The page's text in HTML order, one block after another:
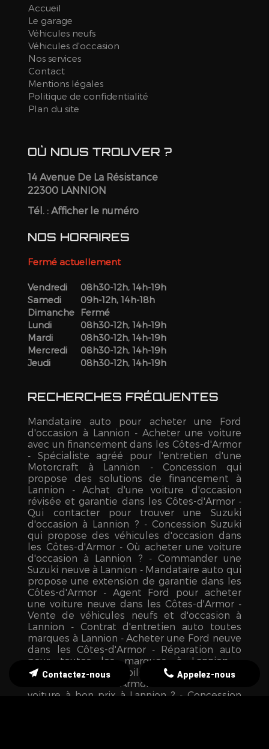
Accueil
Le garage
Véhicules neufs
Véhicules d'occasion
Nos services
Contact
Mentions légales
Politique de confidentialité
Plan du site
OÙ NOUS TROUVER ?
14 Avenue De La Résistance
22300 LANNION
Tél. :Afficher le numéro
NOS HORAIRES
Fermé actuellement
Vendredi
08h30-12h, 14h-19h
Samedi
09h-12h, 14h-18h
Dimanche
Fermé
Lundi
08h30-12h, 14h-19h
Mardi
08h30-12h, 14h-19h
Mercredi
08h30-12h, 14h-19h
Jeudi
08h30-12h, 14h-19h
RECHERCHES FRÉQUENTES
Mandataire auto pour acheter une Ford
d'occasion à Lannion
Acheter une voiture
avec un financement dans les Côtes-d'Armor
Spécialiste agréé pour l'entretien d'une
Motorcraft à Lannion
Concession qui
propose des solutions de financement à
Lannion
Achat d'une voiture d'occasion
révisée et garantie dans les Côtes-d'Armor
Qui contacter pour trouver une Suzuki
d'occasion à Lannion ?
Concession Suzuki
qui propose des véhicules d'occasion dans
les Côtes-d'Armor
Où acheter une voiture
d'occasion à Lannion ?
Commander une
Suzuki neuve à Lannion
Mandataire auto qui
propose une extension de garantie dans les
Côtes-d'Armor
Agent Ford pour acheter
une voiture neuve dans les Côtes-d'Armor
Vente de véhicules neufs et d'occasion à
Lannion
Contrat d'entretien auto toutes
marques à Lannion
Acheter une Ford neuve
dans les Côtes-d'Armor
Réparation auto
pour toutes les marques à Lannion
Concession automobile agréée Motocraft
dans les Côtes-d'Armor
Où vendre sa
voiture à bon prix à Lannion ?
Concession
Appelez-nous
Contactez-nous